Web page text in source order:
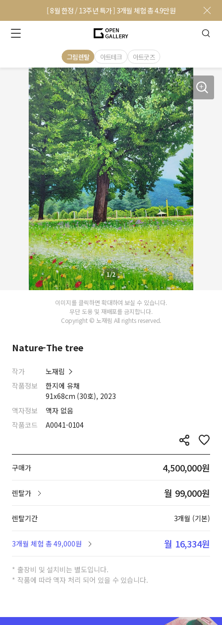
[ 8월 한정 / 13주년 특가 ] 3개월 체험 총 4.9만원
그림렌탈 아트테크 아트굿즈
1/2
이미지를 클릭하면 확대하여 보실 수 있습니다.
무단 도용 및 재배포를 금지합니다.
Copyright © 노재림 All rights reserved.
Nature-The tree
작가
노재림
작품정보
한지에 유채
91x68cm (30호), 2023
액자정보
액자 없음
작품코드
A0041-0104
구매가 4,500,000원
렌탈가 월 99,000원
렌탈기간 3개월 (기본)
3개월 체험 총 49,000원 월 16,334원
* 출장비 및 설치비는 별도입니다.
* 작품에 따라 액자 처리 되어 있을 수 있습니다.